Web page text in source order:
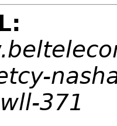
371